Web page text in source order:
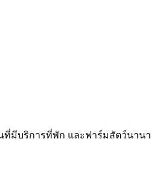
บริการที่พัก และฟาร์มสัตว์นาน